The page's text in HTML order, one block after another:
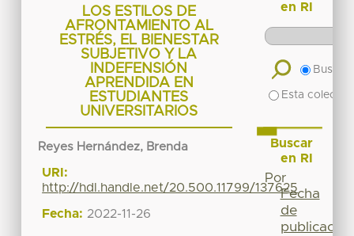
LOS ESTILOS DE
AFRONTAMIENTO AL
ESTRÉS, EL BIENESTAR
SUBJETIVO Y LA
INDEFENSIÓN
APRENDIDA EN
ESTUDIANTES
UNIVERSITARIOS
Reyes Hernández, Brenda
URI:
http://hdl.handle.net/20.500.11799/137625
Fecha: 2022-11-26
en RI
Buscar
Esta
Buscar
en RI
Por
Fecha
de
publicación